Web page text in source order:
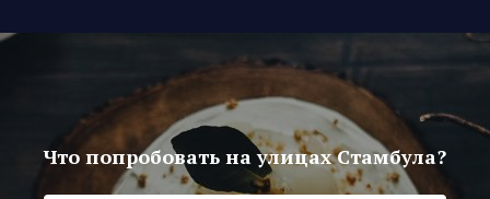
Что попробовать на улицах Стамбула?